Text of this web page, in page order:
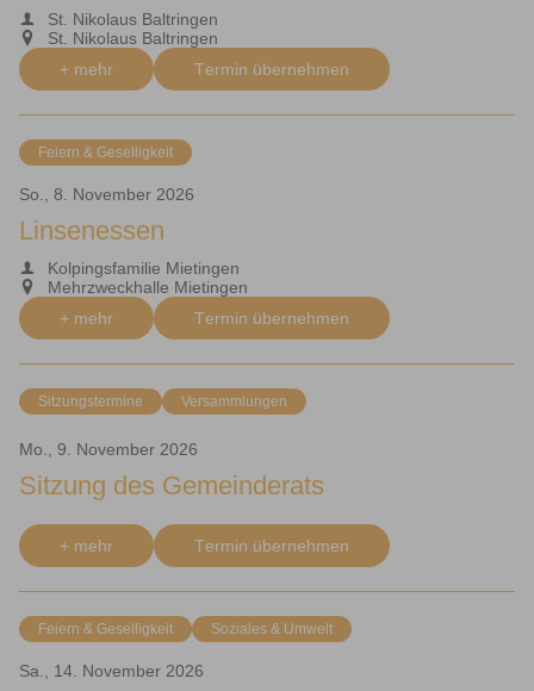
St. Nikolaus Baltringen
St. Nikolaus Baltringen
+ mehr
Termin übernehmen
So., 8. November 2026
Linsenessen
Kolpingsfamilie Mietingen
Mehrzweckhalle Mietingen
+ mehr
Termin übernehmen
Feiern & Geselligkeit
Mo., 9. November 2026
Sitzung des Gemeinderats
+ mehr Termin übernehmen
Sitzungstermine Versammlungen
Sa., 14. November 2026
Feiern & Geselligkeit Soziales & Umwelt